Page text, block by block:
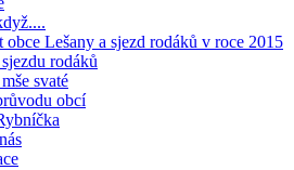
obce Lešany a sjezd rodáků v roce 2015
rodáků
svaté
obcí